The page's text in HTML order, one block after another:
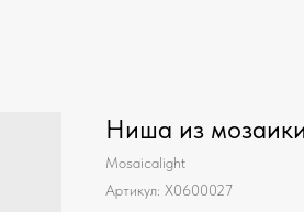
Ниша из
Mosaicalight
Артикул: X0600027